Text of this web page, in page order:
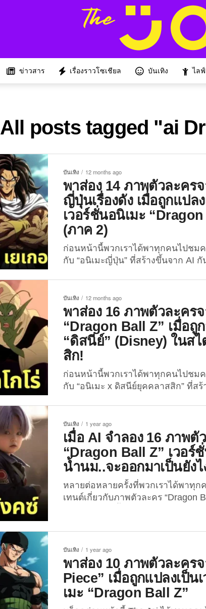
ข่าวสาร เรื่องราวโซเชียล บันเทิง ไล
All posts tagged "ai
บันเทิง 12 months ago
พาส่อง 14 ภาพตัวละคร
ญี่ปุ่นเรื่องดัง เมื่อถูกแปล
เวอร์ชั่นอนิเมะ
(ภาค 2)
ก่อนหน้านี้พวกเราได้พาทุกคนไปชมค
กับ “อนิเมะญี่ปุ่น” ที่สร้างขึ้นจาก AI กั
ตัวละครจากอนิเมะ Dragon Ball Z ก
ดิสนีย์ยุคคลาสสิก” ซึ่งผลลัพธ์ที่ออกมา
เจ๋งและน่ารักถูกอกถูกใจเพื่อน ๆ กัน
ปังของคอนเทนต์ดังกล่าวยังไม่หมดเพี
งั้นวันนี้พวกเราก็เลยจะพาเพื่อน ๆ ไ
ละครจากอนิเมะญี่ปุ่นเรื่องดัง เมื่อถูกแ
“Dragon Ball Z” (ภาค 2) ด้วยเทคโน
จาก AI...
บันเทิง 12 months ago
พาส่อง 16 ภาพตัวละคร
“Dragon Ball Z” เมื่อถู
“ดิสนีย์” (Disney) ในส
สิก!
ก่อนหน้านี้พวกเราได้พาทุกคนไปชมค
กับ “อนิเมะ x ดิสนีย์ยุคคลาสสิก” ที่ส
สิก” และ “ภาพตัวละครจากนินจา
การ์ตูนดิสนีย์ยุคคลาสสิก” ซึ่งผลลัพธ์ที่
ว่าทั้งเจ๋งและน่ารักถูกอกถูกใจเพื่อน
ความปังของคอนเทนต์ดังกล่าวยังไม่
เพราะงั้นวันนี้พวกเราก็เลยจะพาเพื่อน
ภาพตัวละครจาก “Dragon Ball Z” เมื่
เวอร์ชั่น “ดิสนีย์” (Disney) ในสไตล์
บันเทิง 1 year ago
เมื่อ AI จำลอง 16 ภาพตั
“Dragon Ball Z” เวอร์
น้ำนม..จะออกมาเป็นยังไ
หลายต่อหลายครั้งที่พวกเราได้พาทุ
เทนต์เกี่ยวกับภาพตัวละคร “Dragon
หรือ “ภาพตัวละคร Dragon Ball Z ใ
The Simpsons” ซึ่งผลลัพธ์ที่ออกมาก็
เจ๋งและสุดปังถูกอกถูกใจเพื่อน ๆ กันไ
ปังของคอนเทนต์ “Dragon Ball...
บันเทิง 1 year ago
พาส่อง 10 ภาพตัวละคร
Piece” เมื่อถูกแปลงเป็น
เมะ “Dragon Ball Z”